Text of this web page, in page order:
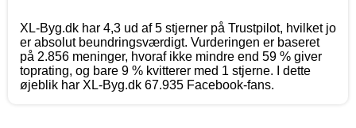
XL-Byg.dk har 4,3 ud af 5 stjerner på Trustpilot, hvilket jo
er absolut beundringsværdigt. Vurderingen er baseret
på 2.856 meninger, hvoraf ikke mindre end 59 % giver
toprating, og bare 9 % kvitterer med 1 stjerne. I dette
øjeblik har XL-Byg.dk 67.935 Facebook-fans.